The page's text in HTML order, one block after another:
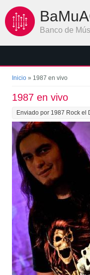
Banco de
Se encuentra
Inicio » 1987 en vivo
1987 en vivo
Enviado por 1987 Rock el